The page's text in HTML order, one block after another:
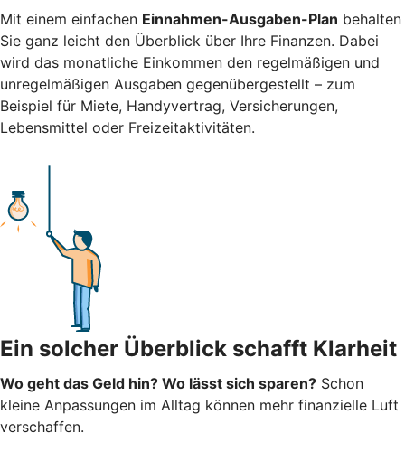
Mit einem einfachen Einnahmen-Ausgaben-Plan behalten
Sie ganz leicht den Überblick über Ihre Finanzen. Dabei
wird das monatliche Einkommen den regelmäßigen und
unregelmäßigen Ausgaben gegenübergestellt – zum
Beispiel für Miete, Handyvertrag, Versicherungen,
Lebensmittel oder Freizeitaktivitäten.
Ein solcher Überblick schafft Klarheit
Wo geht das Geld hin? Wo lässt sich sparen? Schon
kleine Anpassungen im Alltag können mehr finanzielle Luft
verschaffen.